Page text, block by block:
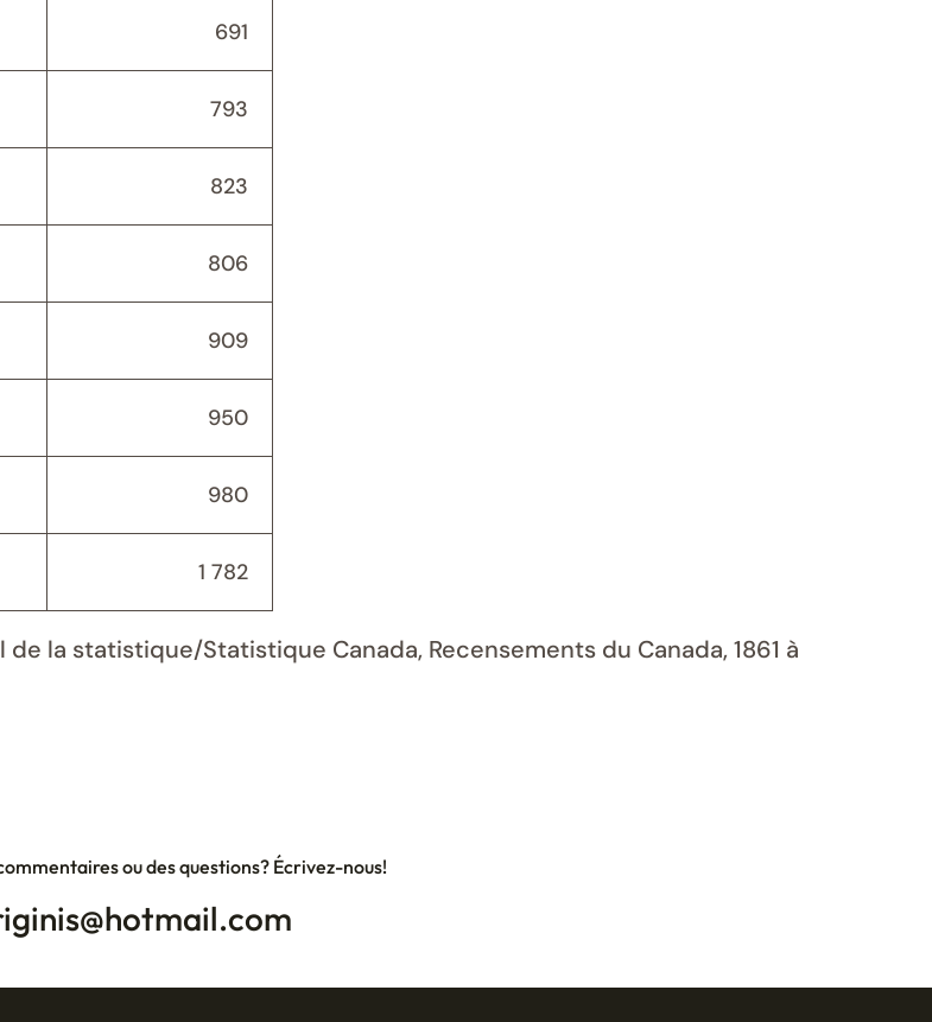
691
793
823
806
909
950
980
1 782
la statistique/Statistique Canada, Recensements du Canada, 1861 à
ou des questions? Écrivez-nous!